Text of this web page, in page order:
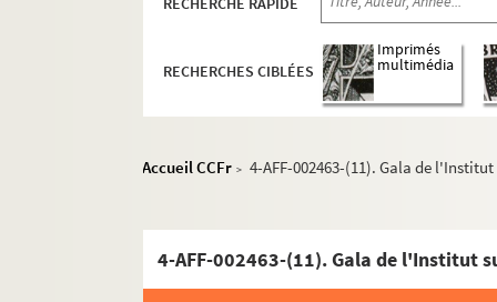
RECHERCHES CIBLÉES
Imprimés
multimédia
Accueil CCFr > 4-AFF-002463-(11). Gala de
4-AFF-002463-(11). Gala de l'Institut
Les Ateliers Berthier
Campus de Malesherbes
Centre d'animation La Jonquière
Concert européen
L'Européen
Interclub 17